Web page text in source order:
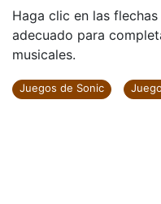
Haga clic en las
adecuado para
musicales.
Juegos de Sonic